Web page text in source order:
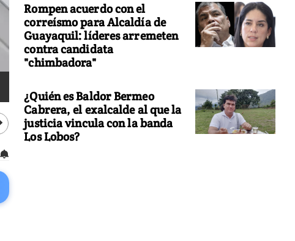
Rompen acuerdo con el
correísmo para Alcaldía de
Guayaquil: líderes arremeten
contra candidata
"chimbadora"
¿Quién es Baldor Bermeo
Cabrera, el exalcalde al que la
justicia vincula con la banda
Los Lobos?